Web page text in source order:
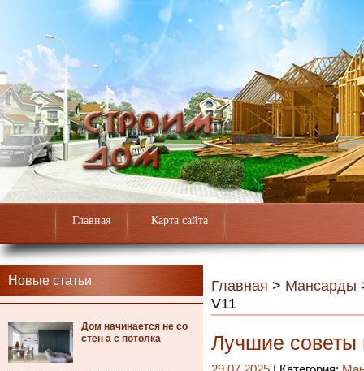
Главная Карта сайта
Новые статьи
Дом начинается не со
стен а с потолка
Главная > Мансарды
V11
Лучшие советы